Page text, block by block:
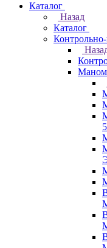
Каталог
Назад
Каталог